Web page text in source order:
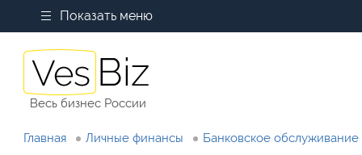
Показать меню
Весь бизнес России
Главная Личные финансы Банковское обслуживание